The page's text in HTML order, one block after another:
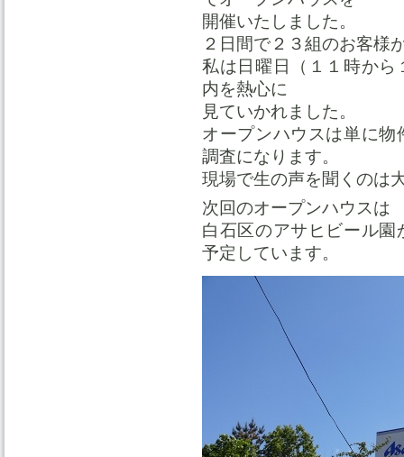
開催いたしました。
２日間で２３組のお客様
私は日曜日（１１時か
内を熱心に
見ていかれました。
オープンハウスは単に
調査になります。
現場で生の声を聞くのは
次回のオープンハウス
白石区のアサヒビール
予定しています。